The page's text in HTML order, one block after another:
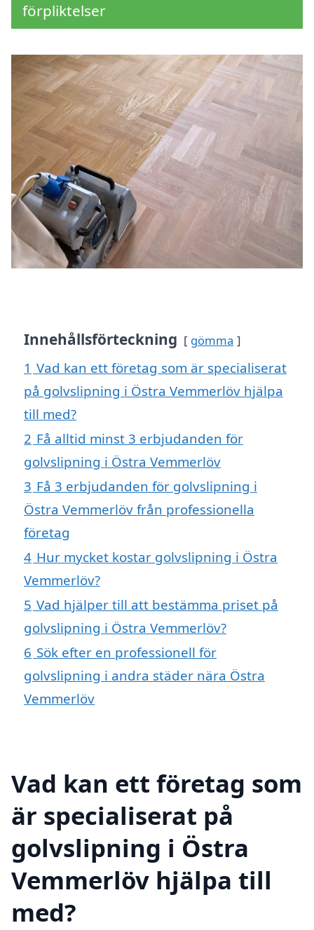
förpliktelser
Innehållsförteckning gömma
1 Vad kan ett företag som är specialiserat
på golvslipning i Östra Vemmerlöv hjälpa
till med?
2 Få alltid minst 3 erbjudanden för
golvslipning i Östra Vemmerlöv
3 Få 3 erbjudanden för golvslipning i
Östra Vemmerlöv från professionella
företag
4 Hur mycket kostar golvslipning i Östra
Vemmerlöv?
5 Vad hjälper till att bestämma priset på
golvslipning i Östra Vemmerlöv?
6 Sök efter en professionell för
golvslipning i andra städer nära Östra
Vemmerlöv
Vad kan ett företag som
är specialiserat på
golvslipning i Östra
Vemmerlöv hjälpa till
med?